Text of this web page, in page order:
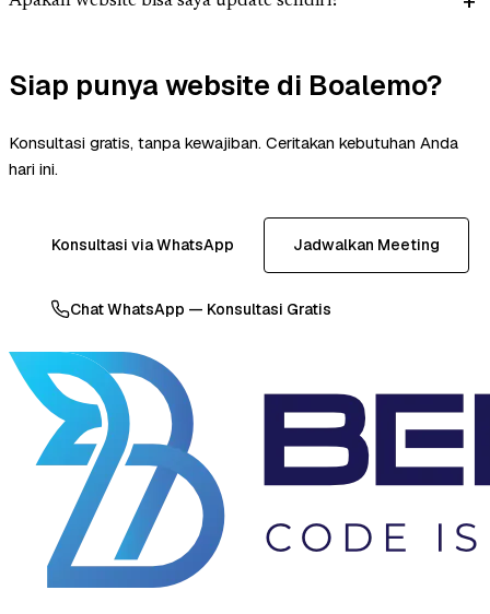
Siap punya website di Boalemo?
Konsultasi gratis, tanpa kewajiban. Ceritakan kebutuhan Anda
hari ini.
Konsultasi via WhatsApp Jadwalkan Meeting
Chat WhatsApp — Konsultasi Gratis